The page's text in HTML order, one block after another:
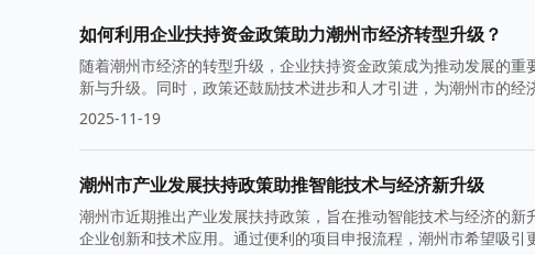
如何利用企业扶持资金政策助力潮州市经济转型升级？
随着潮州市经济的转型升级，企业扶持资金政策成为推动发展的
新与升级。同时，政策还鼓励技术进步和人才引进，为潮州市的
2025-11-19
潮州市产业发展扶持政策助推智能技术与经济新升级
潮州市近期推出产业发展扶持政策，旨在推动智能技术与经济的
企业创新和技术应用。通过便利的项目申报流程，潮州市希望吸